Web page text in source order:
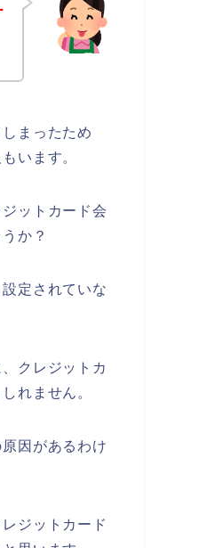
まったため
います。
ットカード会
か？
定されていな
クレジットカ
れません。
因があるわけ
ジットカード